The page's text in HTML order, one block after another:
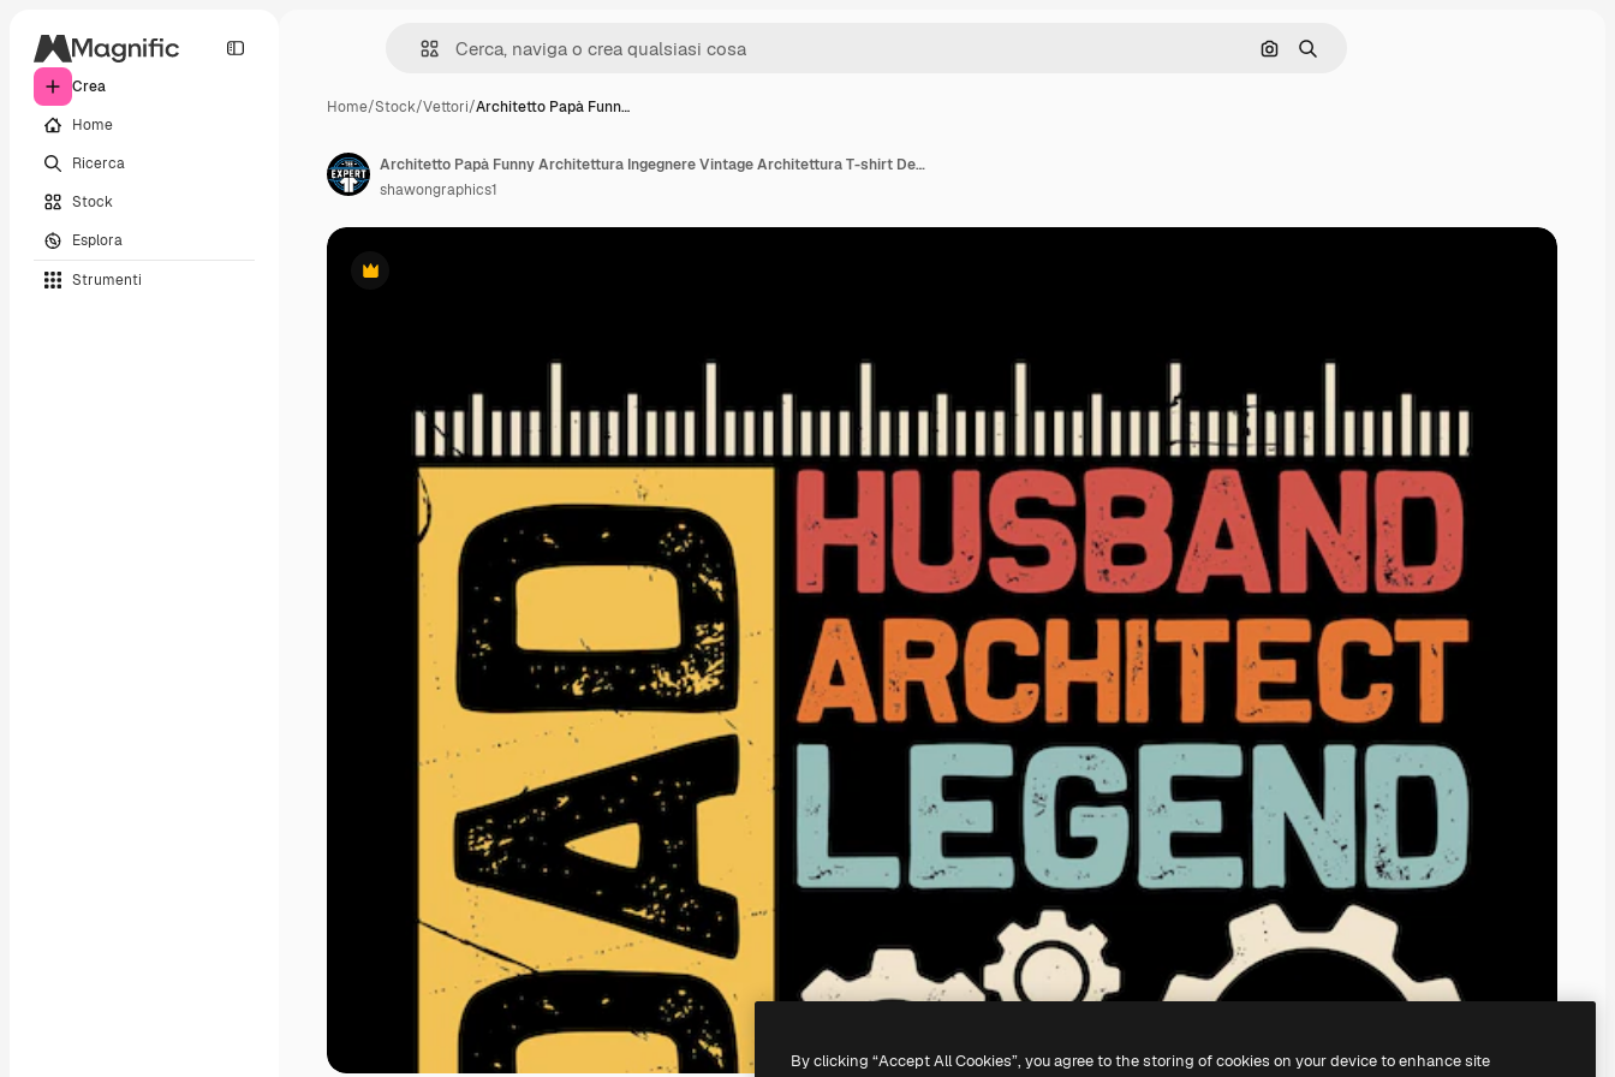
Crea
Home
Ricerca
Stock
Esplora
Strumenti
Cerca per immagine
Ricerca
Home/Stock/Vettori/Architetto Papà Funn…
Premium
Architetto Papà Funny Architettura Ingegnere Vintage Architettura T-shirt Design
shawongraphics1
By clicking “Accept All Cookies”, you agree to the storing of cookies on your device to enhance site